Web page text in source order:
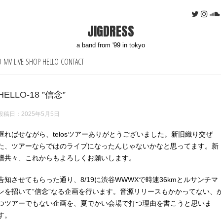
JIGDRESS
a band from '99 in tokyo
MV LIVE SHOP HELLO CONTACT
18 ”信念”
稿日： 2025年5月5日
ればせながら、telosツアーありがとうございました。新旧織り交ぜ
、ツアーならではのライブになったんじゃないかなと思ってます。新
共々、これからもよろしくお願いします。
知させてもらった通り、8/19に渋谷WWWXで時速36kmとルサンチマ
を招いて”信念”なる企画を行います。音源リリースもかかってない、
ツアーでもない企画を、夏でかい会場で打つ理由を書こうと思いま
。